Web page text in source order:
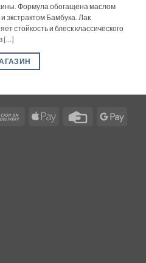
Формула обогащена маслом
и экстрактом Бамбука. Лак
стойкость и блеск классического
[...]
Cash
Apple
Credit
Google